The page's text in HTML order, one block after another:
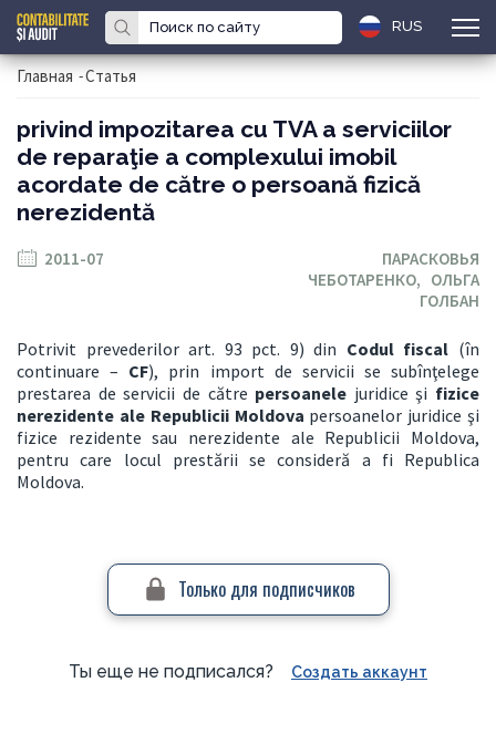
RUS
Главная -Статья
privind impozitarea cu TVA a serviciilor
de reparaţie a complexului imobil
acordate de către o persoană fizică
nerezidentă
2011-07
ПАРАСКОВЬЯ
ЧЕБОТАРЕНКО, ОЛЬГА
ГОЛБАН
Potrivit prevederilor art. 93 pct. 9) din Codul fiscal (în
continuare – CF), prin import de servicii se subînţelege
prestarea de servicii de către persoanele juridice şi fizice
nerezidente ale Republicii Moldova persoanelor juridice şi
fizice rezidente sau nerezidente ale Republicii Moldova,
pentru care locul prestării se consideră a fi Republica
Moldova.
Только для подписчиков
Ты еще не подписался? Создать аккаунт